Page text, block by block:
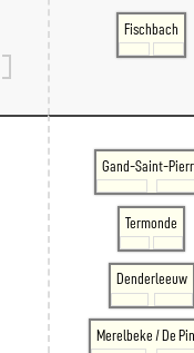
Fischbach
Gand-Saint-
Termonde
Denderleeuw
Merelbeke / De